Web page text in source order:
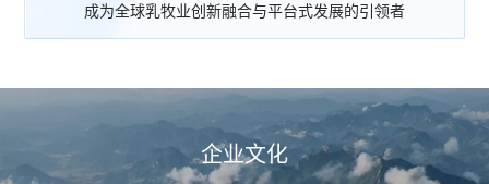
成为全球乳牧业创新融合与平台式发展的引领者
企业文化